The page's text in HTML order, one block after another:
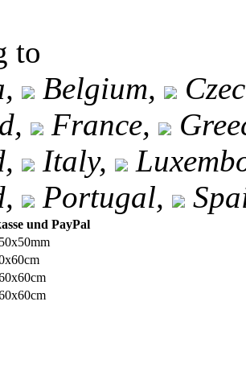
to
Belgium,
France,
Italy,
Portugal,
und PayPal